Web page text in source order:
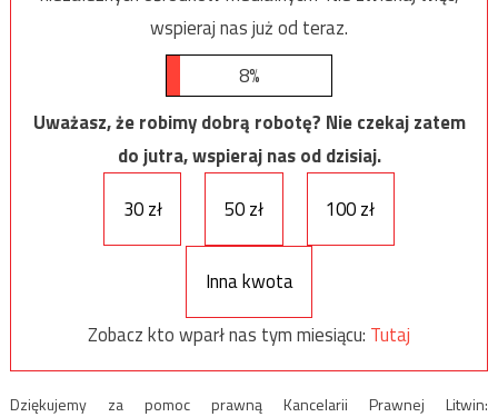
wspieraj nas już od teraz.
8%
Uważasz, że robimy dobrą robotę? Nie czekaj zatem
do jutra, wspieraj nas od dzisiaj.
30 zł
50 zł 100 zł
Inna kwota
Zobacz kto wparł nas tym miesiącu: Tutaj
Dziękujemy za pomoc prawną Kancelarii Prawnej Litwin: